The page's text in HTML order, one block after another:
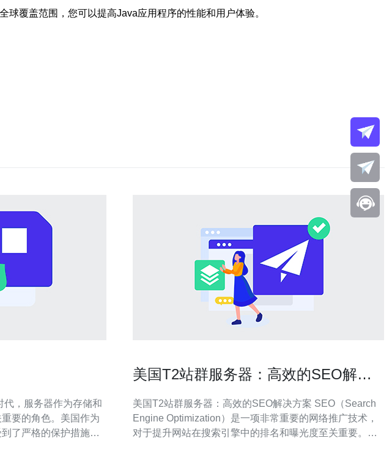
覆盖范围，您可以提高Java应用程序的性能和用户体验。
要的角色。美国作为
了严格的保护措施。
美国T2站群服务器：高效的SEO解决
美国T2站群服务器：高效的SEO解决方案 SEO（Search
Engine Optimization）是一项非常重要的网络推广技术，
对于提升网站在搜索引擎中的排名和曝光度至关重要。而